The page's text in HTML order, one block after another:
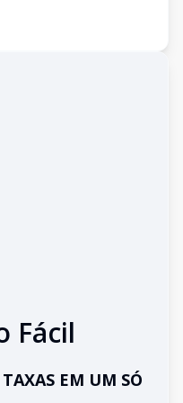
Fácil
EM UM SÓ